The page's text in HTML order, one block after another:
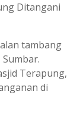
Ditangani
tambang
Terapung,
di